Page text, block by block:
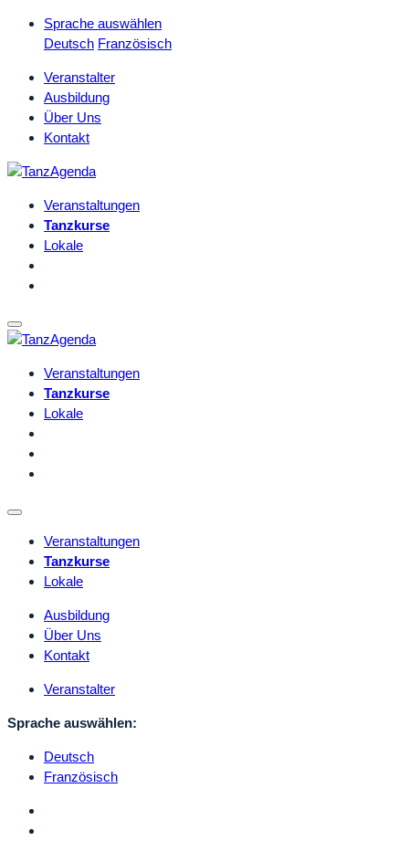
Sprache auswählen
Deutsch Französisch
Veranstalter
Ausbildung
Über Uns
Kontakt
Veranstaltungen
Tanzkurse
Lokale
Veranstaltungen
Tanzkurse
Lokale
Veranstaltungen
Tanzkurse
Lokale
Ausbildung
Über Uns
Kontakt
Veranstalter
Sprache auswählen:
Deutsch
Französisch